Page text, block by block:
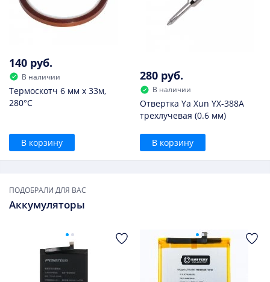
140 руб.
В наличии
Термоскотч 6 мм х 33м,
280°С
В корзину
280 руб.
В наличии
Отвертка Ya Xun YX-388A
трехлучевая (0.6 мм)
В корзину
ПОДОБРАЛИ ДЛЯ ВАС
Аккумуляторы